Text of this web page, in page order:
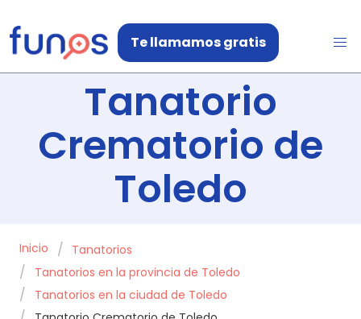
Te llamamos gratis
Tanatorio
Crematorio de
Toledo
Inicio
Tanatorios
Tanatorios en la provincia de Toledo
Tanatorios en la ciudad de Toledo